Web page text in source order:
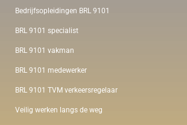
Bedrijfsopleidingen BRL 9101
BRL 9101 specialist
BRL 9101 vakman
BRL 9101 medewerker
BRL 9101 TVM verkeersregelaar
Veilig werken langs de weg